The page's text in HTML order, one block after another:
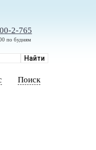
2-765
по будням
Поиск